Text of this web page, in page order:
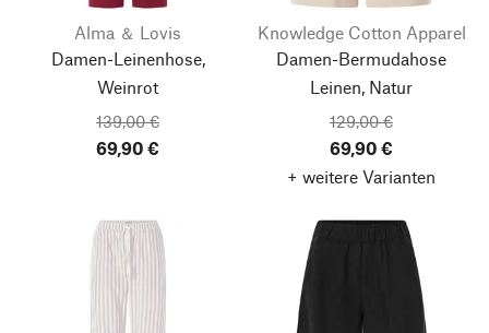
Alma ＆ Lovis
Damen-Leinenhose,
Weinrot
139,00 €
69,90 €
Knowledge Cotton Apparel
Damen-Bermudahose
Leinen, Natur
129,00 €
69,90 €
+ weitere Varianten